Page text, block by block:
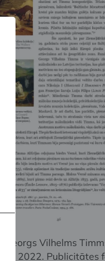
Vilhelms
2022. Publicitātes